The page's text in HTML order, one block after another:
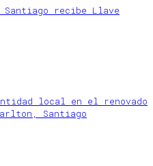
recibe Llave
local en el renovado
Santiago